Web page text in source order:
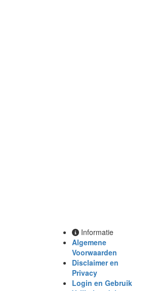
Informatie
Algemene
Voorwaarden
Disclaimer en
Privacy
Login en Gebruik